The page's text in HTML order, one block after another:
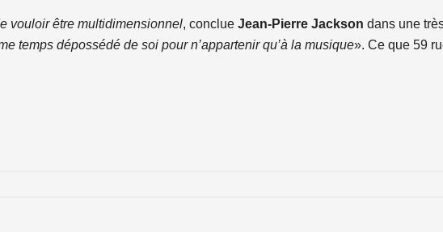
vouloir être multidimensionnel, conclue Jean-Pierre Jackson dans une
temps dépossédé de soi pour n’appartenir qu’à la musique». Ce que 59